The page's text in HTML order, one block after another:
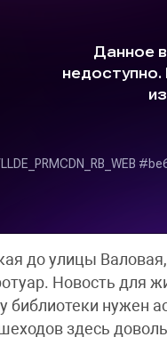
до улицы
Новость для
библиотеки нужен
здесь